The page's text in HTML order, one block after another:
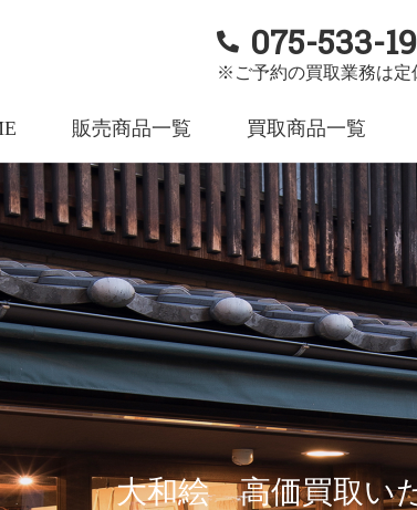
075-533-
※ご予約の買取業務は定
販売商品一覧 買取商品一覧
大和絵 高価買取い